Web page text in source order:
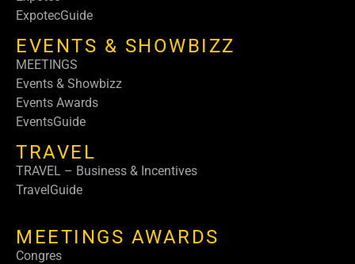
ExpotecGuide
EVENTS & SHOWBIZZ
MEETINGS
Events & Showbizz
Events Awards
EventsGuide
TRAVEL
TRAVEL – Business & Incentives
TravelGuide
MEETINGS AWARDS
Congres